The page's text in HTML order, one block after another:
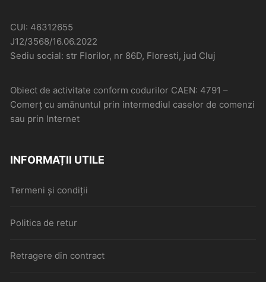
CUI: 46312655
J12/3568/16.06.2022
Sediu social: str Florilor, nr 86D, Floresti, jud Cluj
Obiect de activitate conform codurilor CAEN: 4791 –
Comerţ cu amănuntul prin intermediul caselor de comenzi
sau prin Internet
INFORMAȚII UTILE
Termeni și condiții
Politica de retur
Retragere din contract